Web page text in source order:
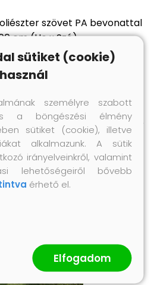
szövet PA bevonattal
cm (Ho x Szé)
felállítható
tartalmaz
termékek
sütiket (cookie)
használ
személyre szabott
a böngészési élmény
sütiket (cookie), illetve
alkalmazunk. A sütik
irányelveinkről, valamint
lehetőségeiről bővebb
érhető el.
Elfogadom